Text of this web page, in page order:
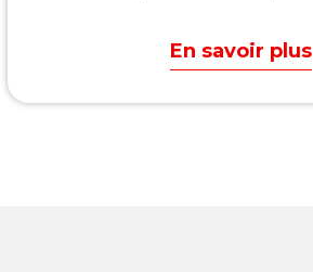
En savoir plus